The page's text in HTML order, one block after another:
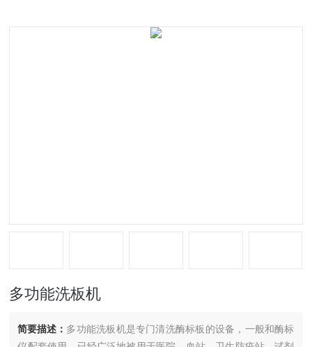
多功能洗板机
简要描述： 多功能洗板机是专门清洗酶标板的设备，一般和酶标